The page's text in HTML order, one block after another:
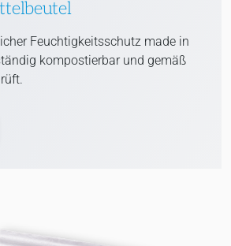
Feuchtigkeitsschutz made in
kompostierbar und gemäß